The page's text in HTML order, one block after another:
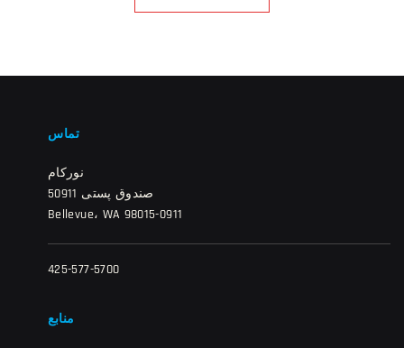
تماس
نورکام
صندوق پستی 50911
Bellevue، WA 98015-0911
425-577-5700
منابع